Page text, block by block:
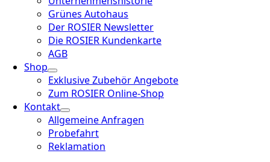
Grünes Autohaus
Der ROSIER Newsletter
Die ROSIER Kundenkarte
AGB
Shop
Exklusive Zubehör Angebote
Zum ROSIER Online-Shop
Kontakt
Allgemeine Anfragen
Probefahrt
Reklamation